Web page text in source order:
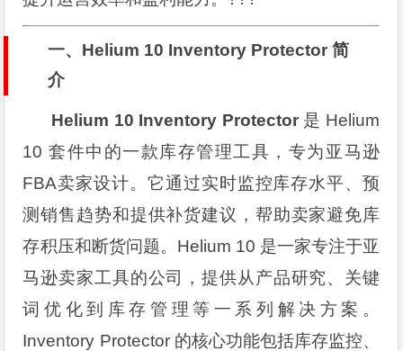
一、Helium 10 Inventory Protector 简
介
Helium 10 Inventory Protector是 Helium
10 套件中的一款库存管理工具，专为亚马逊
FBA卖家设计。它通过实时监控库存水平、预
测销售趋势和提供补货建议，帮助卖家避免库
存积压和断货问题。Helium 10 是一家专注于亚
马逊卖家工具的公司，提供从产品研究、关键
词优化到库存管理等一系列解决方案。
Inventory Protector 的核心功能包括库存监控、